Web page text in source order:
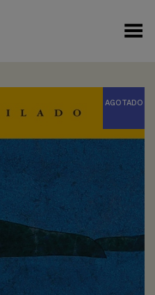
Menú Alterno
AGOTADO